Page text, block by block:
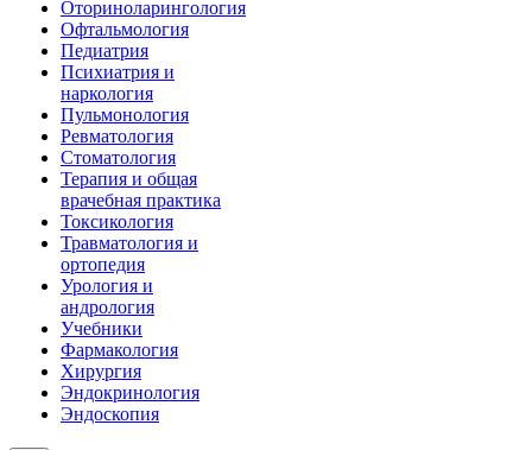
Оториноларингология
Офтальмология
Педиатрия
Психиатрия и
наркология
Пульмонология
Ревматология
Стоматология
Терапия и общая
врачебная практика
Токсикология
Травматология и
ортопедия
Урология и
андрология
Учебники
Фармакология
Хирургия
Эндокринология
Эндоскопия